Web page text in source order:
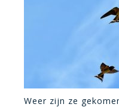
Weer zijn ze